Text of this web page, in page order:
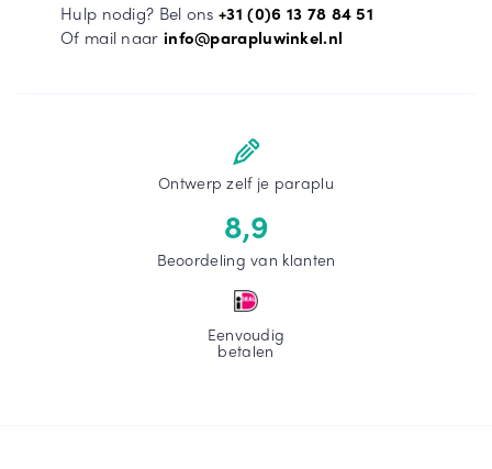
Hulp nodig? Bel ons +31 (0)6 13 78 84 51
Of mail naar info@parapluwinkel.nl
Ontwerp zelf je paraplu
8,9
Beoordeling van klanten
Eenvoudig
betalen